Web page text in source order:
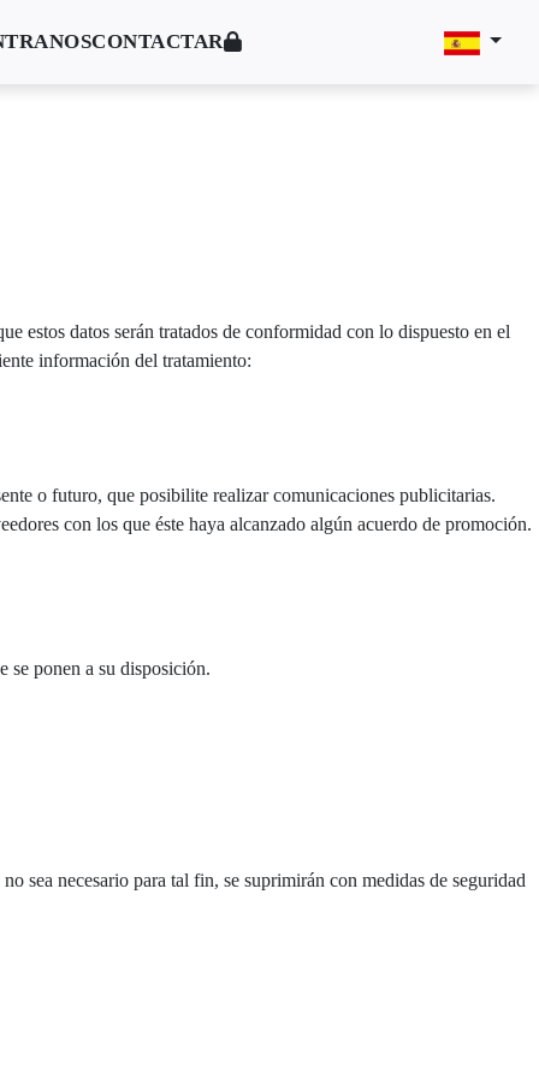
CONTACTAR
estos datos serán tratados de conformidad con lo dispuesto en el
información del tratamiento:
o futuro, que posibilite realizar comunicaciones publicitarias.
con los que éste haya alcanzado algún acuerdo de promoción.
se ponen a su disposición.
sea necesario para tal fin, se suprimirán con medidas de seguridad